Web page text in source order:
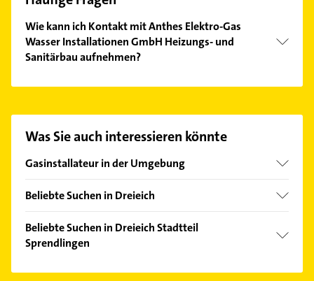
Wie kann ich Kontakt mit Anthes Elektro-Gas
Wasser Installationen GmbH Heizungs- und
Sanitärbau aufnehmen?
unserem Kontaktdaten-Bereich auswählen. Hier
finden Sie alle
Kontaktdaten .
Was Sie auch interessieren könnte
Gasinstallateur in der Umgebung
Langen (Hessen)
Dietzenbach
Heusenstamm
Beliebte Suchen in Dreieich
Kanalreinigung
Elektroinstallation
Beliebte Suchen in Dreieich Stadtteil
Sprendlingen